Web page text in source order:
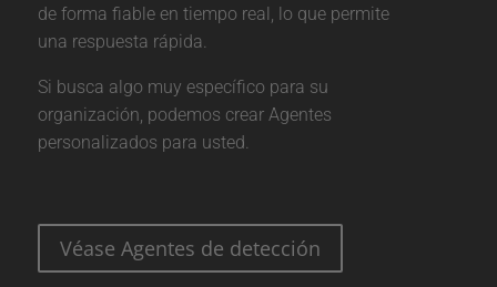
de forma fiable en tiempo real, lo que permite
una respuesta rápida.
Si busca algo muy específico para su
organización, podemos crear Agentes
personalizados para usted.
Véase Agentes de detección